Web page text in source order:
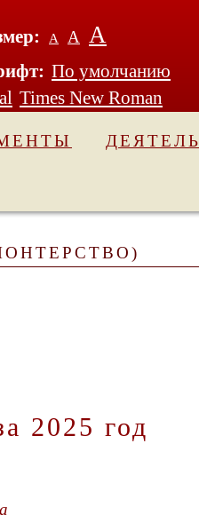
А А А
По умолчанию
Times New Roman
2025 год